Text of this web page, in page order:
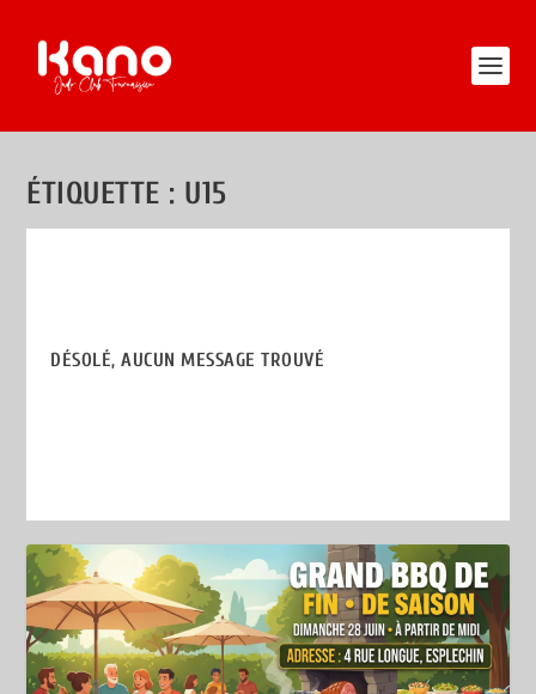
ÉTIQUETTE : U15
DÉSOLÉ, AUCUN MESSAGE TROUVÉ